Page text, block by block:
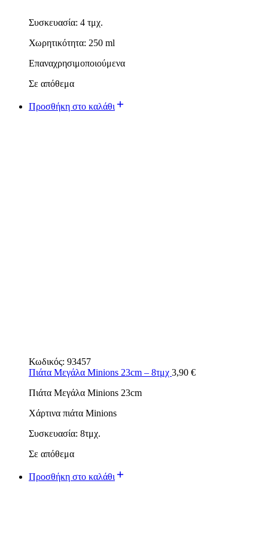
Συσκευασία: 4 τμχ.
Χωρητικότητα: 250 ml
Επαναχρησιμοποιούμενα
Σε απόθεμα
Προσθήκη στο καλάθι
Κωδικός: 93457
Πιάτα Μεγάλα Minions 23cm – 8τμχ 3,90 €
Πιάτα Μεγάλα Minions 23cm
Χάρτινα πιάτα Minions
Συσκευασία: 8τμχ.
Σε απόθεμα
Προσθήκη στο καλάθι